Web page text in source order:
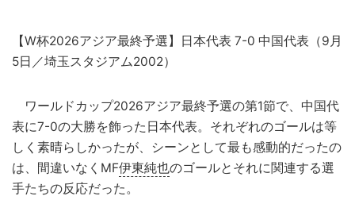
【W杯2026アジア最終予選】日本代表 7-0 中国代表（9月
5日／埼玉スタジアム2002）
ワールドカップ2026アジア最終予選の第1節で、中国代
表に7-0の大勝を飾った日本代表。それぞれのゴールは等
しく素晴らしかったが、シーンとして最も感動的だったの
は、間違いなくMF伊東純也のゴールとそれに関連する選
手たちの反応だった。